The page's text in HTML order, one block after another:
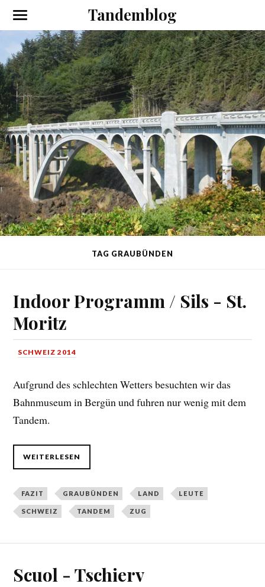
Tandemblog
TAG GRAUBÜNDEN
Indoor Programm / Sils - St.
Moritz
SCHWEIZ 2014
Aufgrund des schlechten Wetters besuchten wir das
Bahnmuseum in Bergün und fuhren nur wenig mit dem
Tandem.
WEITERLESEN
FAZIT GRAUBÜNDEN LAND LEUTE
SCHWEIZ TANDEM ZUG
Scuol - Tschierv